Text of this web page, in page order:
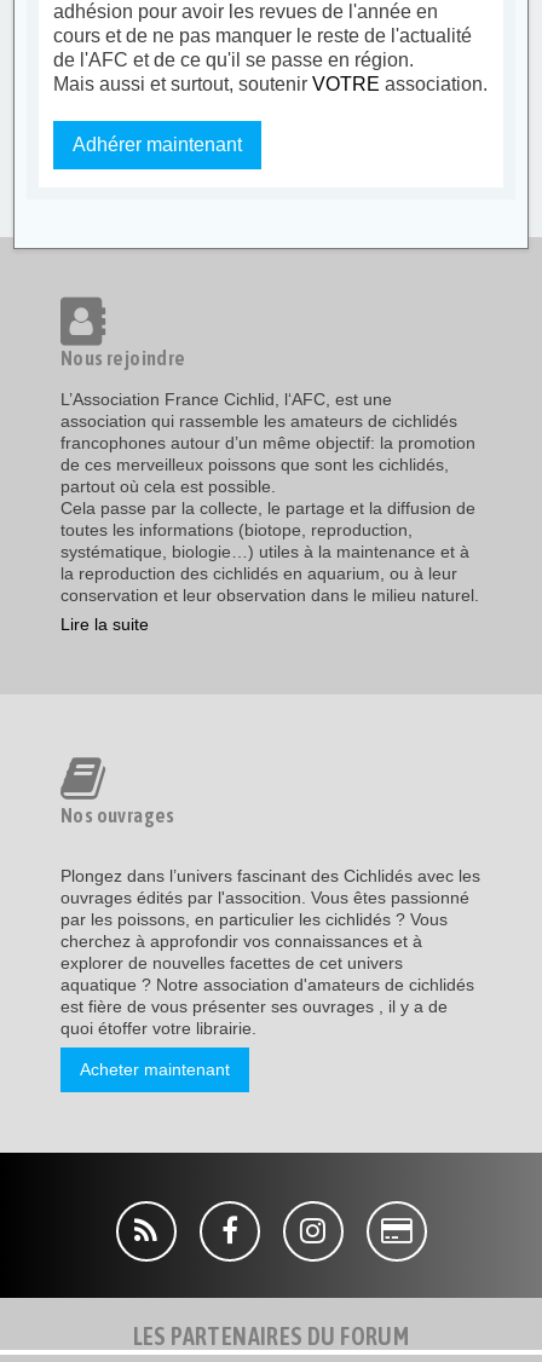
adhésion pour avoir les revues de l'année en
cours et de ne pas manquer le reste de l'actualité
de l'AFC et de ce qu'il se passe en région.
Mais aussi et surtout, soutenirVOTRE association.
Adhérer maintenant
Nous rejoindre
L’Association France Cichlid, l‘AFC, est une
association qui rassemble les amateurs de cichlidés
francophones autour d’un même objectif: la promotion
de ces merveilleux poissons que sont les cichlidés,
partout où cela est possible.
Cela passe par la collecte, le partage et la diffusion de
toutes les informations (biotope, reproduction,
systématique, biologie…) utiles à la maintenance et à
la reproduction des cichlidés en aquarium, ou à leur
conservation et leur observation dans le milieu naturel.
Lire la suite
Nos ouvrages
Plongez dans l’univers fascinant des Cichlidés avec les
ouvrages édités par l'assocition. Vous êtes passionné
par les poissons, en particulier les cichlidés ? Vous
cherchez à approfondir vos connaissances et à
explorer de nouvelles facettes de cet univers
aquatique ? Notre association d'amateurs de cichlidés
est fière de vous présenter ses ouvrages , il y a de
quoi étoffer votre librairie.
Acheter maintenant
LES PARTENAIRES DU FORUM